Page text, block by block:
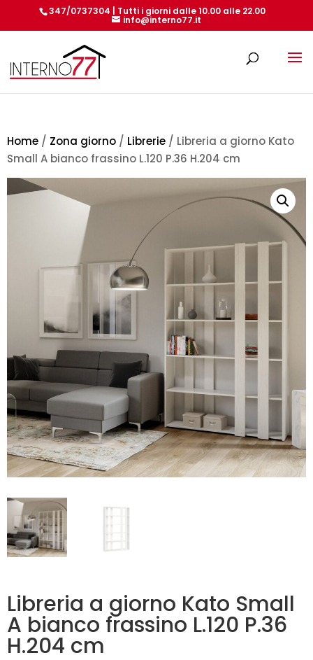
347/0737304 | Tutti i giorni dalle 10.00 alle 22.00
info@interno77.it
Home / Zona giorno / Librerie / Libreria a giorno Kato
Small A bianco frassino L.120 P.36 H.204 cm
Libreria a giorno Kato Small
A bianco frassino L.120 P.36
H.204 cm